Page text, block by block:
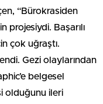
“Bürokrasiden
Başarılı
çok uğraştı.
Gezi olaylarından
belgesel
olduğunu ileri